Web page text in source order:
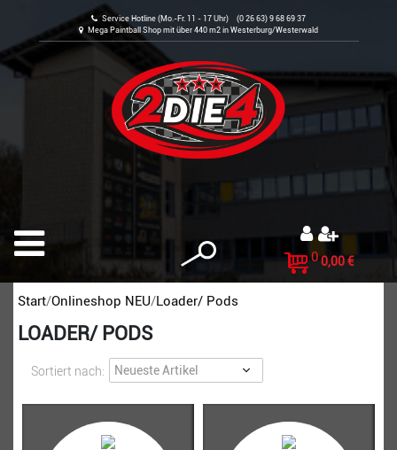
Service Hotline (Mo.-Fr. 11 - 17 Uhr) (0 26 63) 9 68 69 37
Mega Paintball Shop mit über 440 m2 in Westerburg/Westerwald
0 0,00 €
Start Onlineshop NEU Loader/ Pods
LOADER/ PODS
Sortiert nach: